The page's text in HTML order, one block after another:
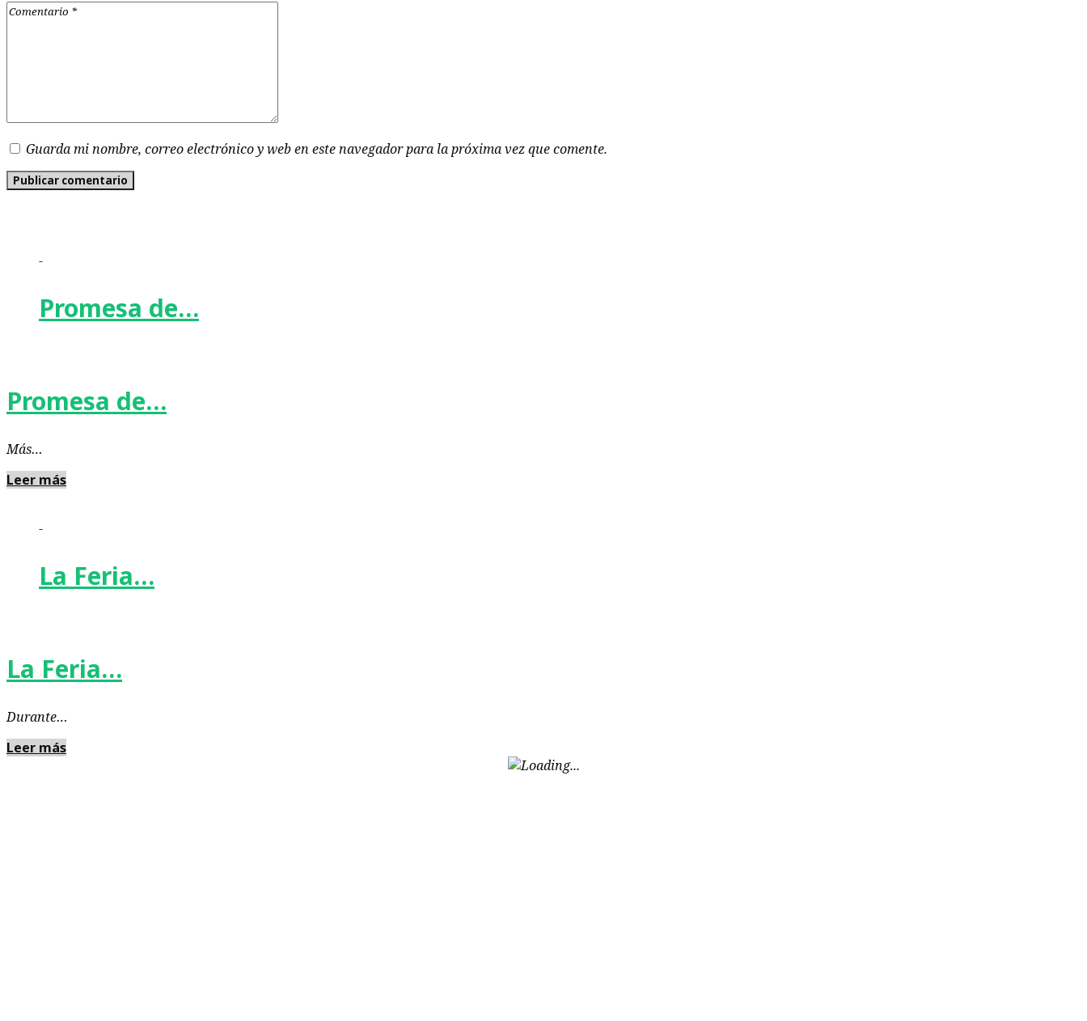
Guarda mi nombre, correo electrónico y web en este navegador para la próxima vez que comente.
-
Promesa de…
Promesa de…
Más…
Leer más
-
La Feria…
La Feria…
Durante…
Leer más